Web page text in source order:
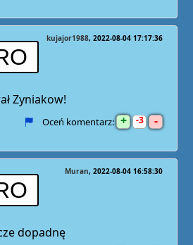
kujajor1988 2022-08-04 17:17:36
Zyniakow!
Oceń komentarz: + 3 -
Muran 2022-08-04 16:58:30
dopadnę